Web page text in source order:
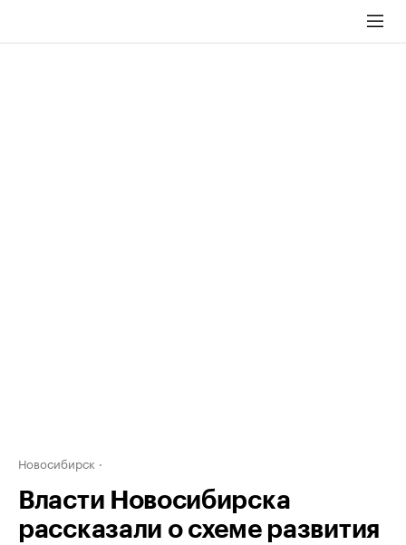
Новосибирск
Власти Новосибирска
рассказали о схеме развития